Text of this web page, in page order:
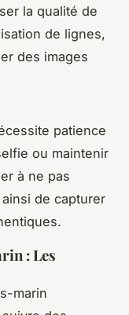
la qualité de
de lignes,
des images
patience
ou maintenir
à ne pas
de capturer
: Les
marin